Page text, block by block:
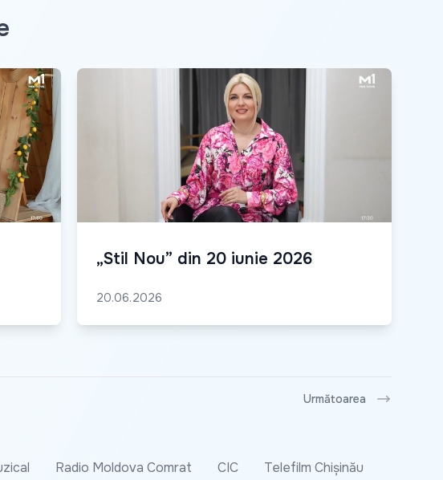
„Stil Nou” din 20 iunie 2026
20.06.2026
Următoarea
Radio Moldova Comrat CIC Telefilm Chișinău